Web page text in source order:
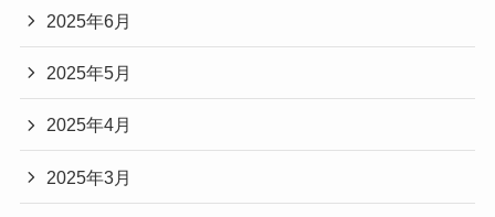
2025年6月
2025年5月
2025年4月
2025年3月